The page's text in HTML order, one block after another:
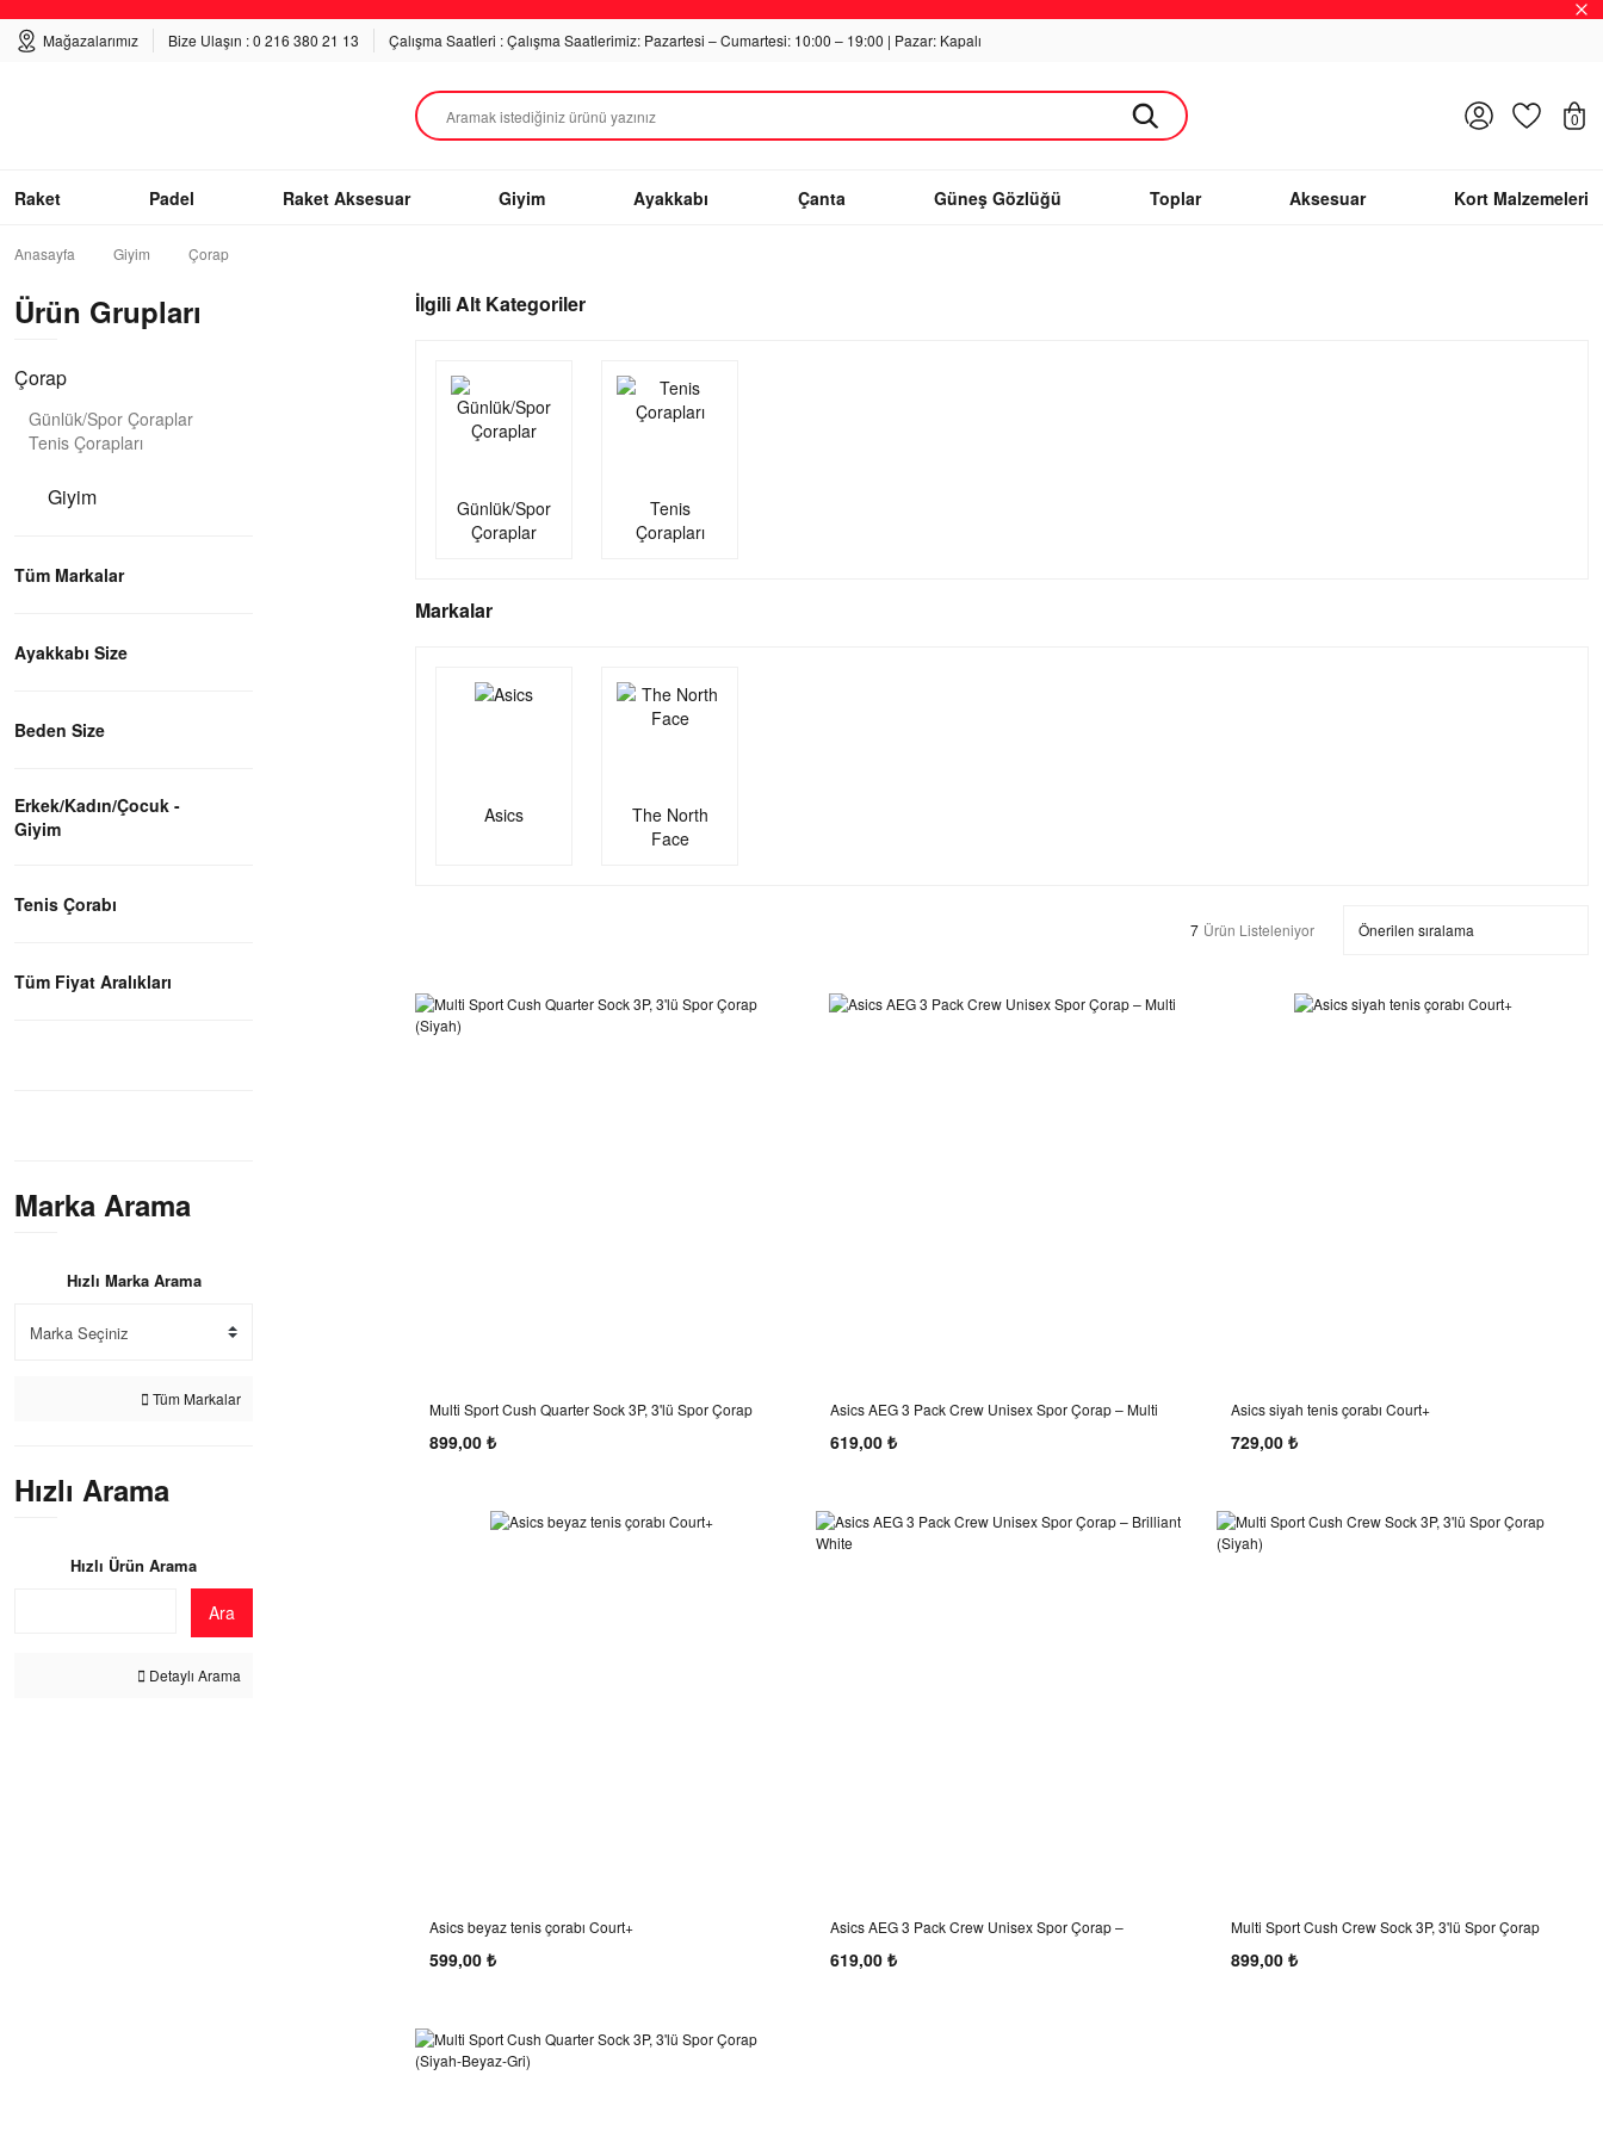
Mağazalarımız Bize Ulaşın : 0 216 380 21 13 Çalışma Saatleri : Çalışma Saatlerimiz: Pazartesi – Cumartesi: 10:00 – 19:00 | Pazar: Kapalı
Giriş Yap 0
Raket Padel Raket Aksesuar Giyim Ayakkabı Çanta Güneş Gözlüğü Toplar Aksesuar Kort Malzemeleri
Anasayfa Giyim Çorap
Ürün Grupları
Çorap
Günlük/Spor Çoraplar
Tenis Çorapları
Giyim
Tüm Markalar
Ayakkabı Size
Beden Size
Erkek/Kadın/Çocuk -
Giyim
Tenis Çorabı
Tüm Fiyat Aralıkları
Marka Arama
Hızlı Marka Arama
Tüm Markalar
Hızlı Arama
Hızlı Ürün Arama
Ara
Detaylı Arama
İlgili Alt Kategoriler
Günlük/Spor
Çoraplar
Tenis
Çorapları
Markalar
Asics
The North
Face
7 Ürün Listeleniyor
Multi Sport Cush Quarter Sock 3P, 3'lü Spor Çorap
899,00 ₺
Asics AEG 3 Pack Crew Unisex Spor Çorap – Multi
619,00 ₺
Asics siyah tenis çorabı Court+
729,00 ₺
Asics beyaz tenis çorabı Court+
599,00 ₺
Asics AEG 3 Pack Crew Unisex Spor Çorap –
619,00 ₺
Multi Sport Cush Crew Sock 3P, 3'lü Spor Çorap
899,00 ₺